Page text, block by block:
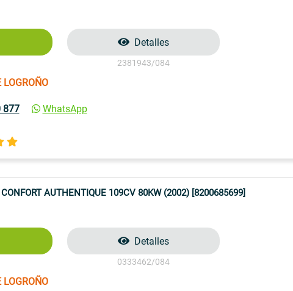
Detalles
2381943/084
LOGROÑO
877
WhatsApp
AUTHENTIQUE 109CV 80KW (2002) [8200685699]
Detalles
0333462/084
LOGROÑO